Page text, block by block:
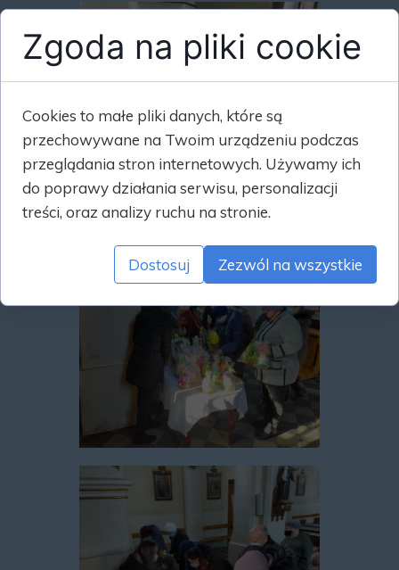
Zgoda na pliki cookie
Cookies to małe pliki danych, które są
przechowywane na Twoim urządzeniu podczas
przeglądania stron internetowych. Używamy ich
do poprawy działania serwisu, personalizacji
treści, oraz analizy ruchu na stronie.
Dostosuj Zezwól na wszystkie